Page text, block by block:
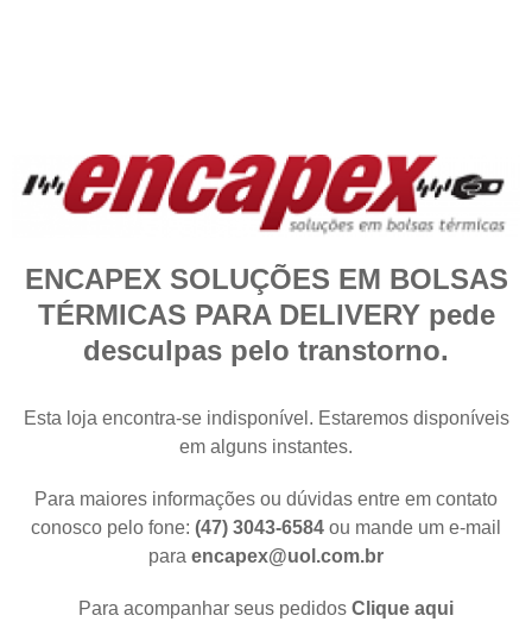
ENCAPEX SOLUÇÕES EM BOLSAS
TÉRMICAS PARA DELIVERY pede
desculpas pelo transtorno.
Esta loja encontra-se indisponível. Estaremos disponíveis
em alguns instantes.
Para maiores informações ou dúvidas entre em contato
conosco pelo fone: (47) 3043-6584 ou mande um e-mail
para encapex@uol.com.br
Para acompanhar seus pedidos Clique aqui